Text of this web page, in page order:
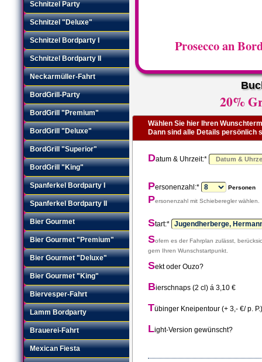
Schnitzel Party
Schnitzel "Deluxe"
Schnitzel Bordparty I
Schnitzel Bordparty II
Neckarmüller-Fahrt
BordGrill-Party
BordGrill "Premium"
BordGrill "Deluxe"
BordGrill "Superior"
BordGrill "King"
Spanferkel Bordparty I
Spanferkel Bordparty II
Bier Gourmet
Bier Gourmet "Premium"
Bier Gourmet "Deluxe"
Bier Gourmet "King"
Biervesper-Fahrt
Lamm Bordparty
Brauerei-Fahrt
Mexican Fiesta
Prosecco an
20%
Wählen Sie hier Ihren
Dann sind alle Details persönlich
Datum & Uhrzeit:*
Personenzahl:* Personen
Personenzahl mit Schieberegler wählen.
Start:*
Sofern es der Fahrplan zulässt,
gern Ihren Wunschstartpunkt.
Sekt oder Ouzo?
Bierschnaps (2 cl) á 3,10 €
Tübinger Kneipentour (+ 3,- €/ p.
Light-Version gewünscht?